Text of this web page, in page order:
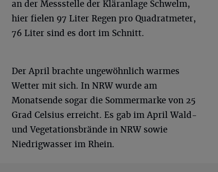
an der Messstelle der Kläranlage Schwelm,
hier fielen 97 Liter Regen pro Quadratmeter,
76 Liter sind es dort im Schnitt.
Der April brachte ungewöhnlich warmes
Wetter mit sich. In NRW wurde am
Monatsende sogar die Sommermarke von 25
Grad Celsius erreicht. Es gab im April Wald-
und Vegetationsbrände in NRW sowie
Niedrigwasser im Rhein.